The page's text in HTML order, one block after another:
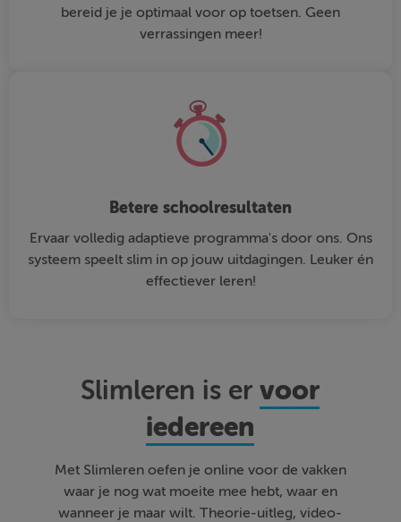
bereid je je optimaal voor op toetsen. Geen
verrassingen meer!
Betere schoolresultaten
Ervaar volledig adaptieve programma's door ons. Ons
systeem speelt slim in op jouw uitdagingen. Leuker én
effectiever leren!
Slimleren is ervoor
iedereen
Met Slimleren oefen je online voor de vakken
waar je nog wat moeite mee hebt, waar en
wanneer je maar wilt. Theorie-uitleg, video-